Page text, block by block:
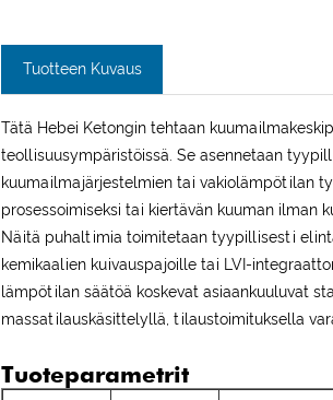
Tuotteen Kuvaus
Tätä Hebei Ketongin tehtaan
teollisuusympäristöissä. Se asennetaan
kuumailmajärjestelmien tai vakiolämpötilan
prosessoimiseksi tai kiertävän kuuman ilman
Näitä puhaltimia toimitetaan tyypillisesti
kemikaalien kuivauspajoille tai LVI-
lämpötilan säätöä koskevat asiaankuuluvat
massatilauskäsittelyllä, tilaustoimituksella
Tuoteparametrit